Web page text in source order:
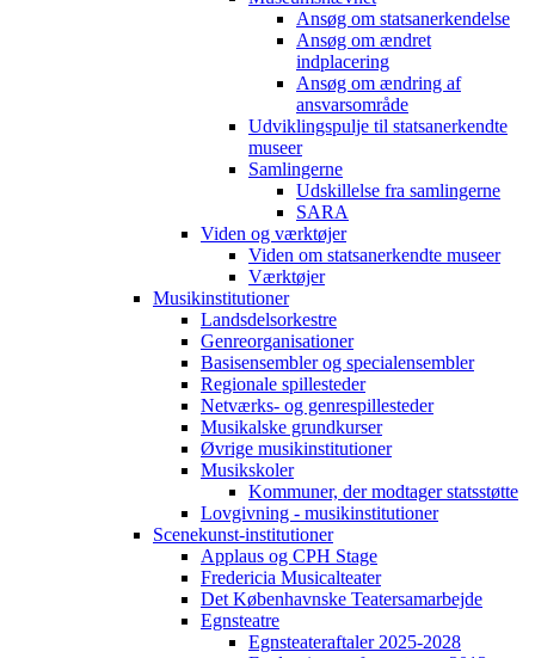
Ansøg om statsanerkendelse
Ansøg om ændret
indplacering
Ansøg om ændring af
ansvarsområde
Udviklingspulje til statsanerkendte
museer
Samlingerne
Udskillelse fra samlingerne
SARA
Viden og værktøjer
Viden om statsanerkendte museer
Værktøjer
Musikinstitutioner
Landsdelsorkestre
Genreorganisationer
Basisensembler og specialensembler
Regionale spillesteder
Netværks- og genrespillesteder
Musikalske grundkurser
Øvrige musikinstitutioner
Musikskoler
Kommuner, der modtager statsstøtte
Lovgivning - musikinstitutioner
Scenekunst-institutioner
Applaus og CPH Stage
Fredericia Musicalteater
Det Københavnske Teatersamarbejde
Egnsteatre
Egnsteateraftaler 2025-2028